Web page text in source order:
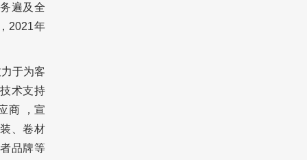
遍及全
2021年
于为客
术支持
商 ，宣
、卷材
品牌等